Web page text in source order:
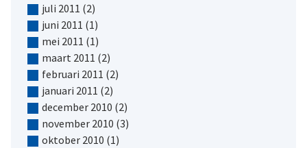
juli 2011 (2)
juni 2011 (1)
mei 2011 (1)
maart 2011 (2)
februari 2011 (2)
januari 2011 (2)
december 2010 (2)
november 2010 (3)
oktober 2010 (1)